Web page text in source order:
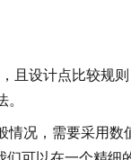
且设计点比较规
情况，需要采用